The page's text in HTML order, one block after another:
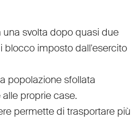
svolta dopo quasi due
blocco imposto dall'esercito
popolazione sfollata
alle proprie case.
permette di trasportare più